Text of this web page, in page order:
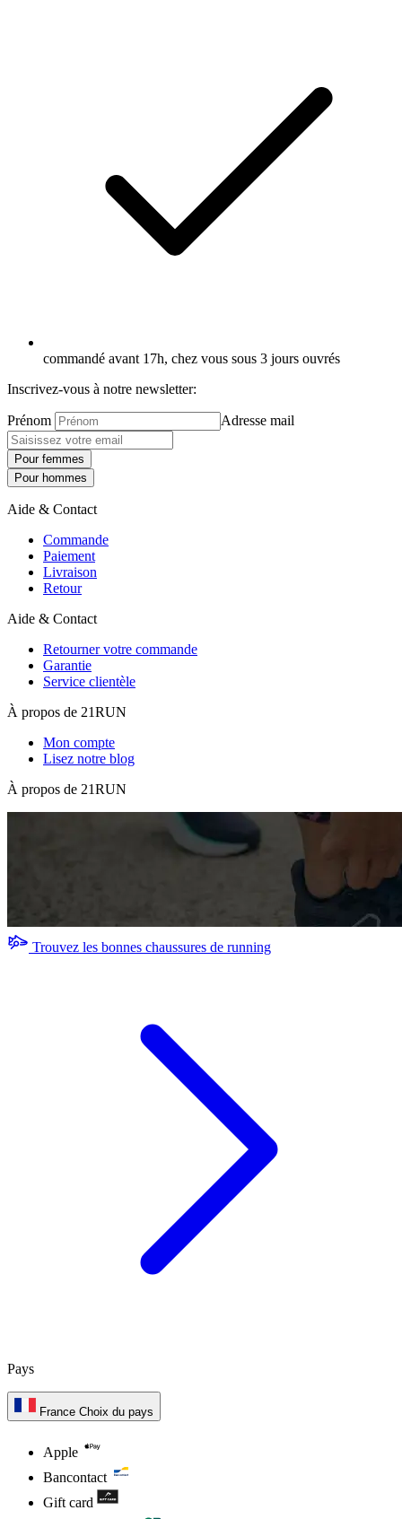
commandé avant 17h, chez vous sous 3 jours ouvrés
Inscrivez-vous à notre newsletter:
Prénom Adresse mail
Pour femmes
Pour hommes
Aide & Contact
Commande
Paiement
Livraison
Retour
Aide & Contact
Retourner votre commande
Garantie
Service clientèle
À propos de 21RUN
Mon compte
Lisez notre blog
À propos de 21RUN
Trouvez les bonnes chaussures de running
Pays
France Choix du pays
Apple
Bancontact
Gift card